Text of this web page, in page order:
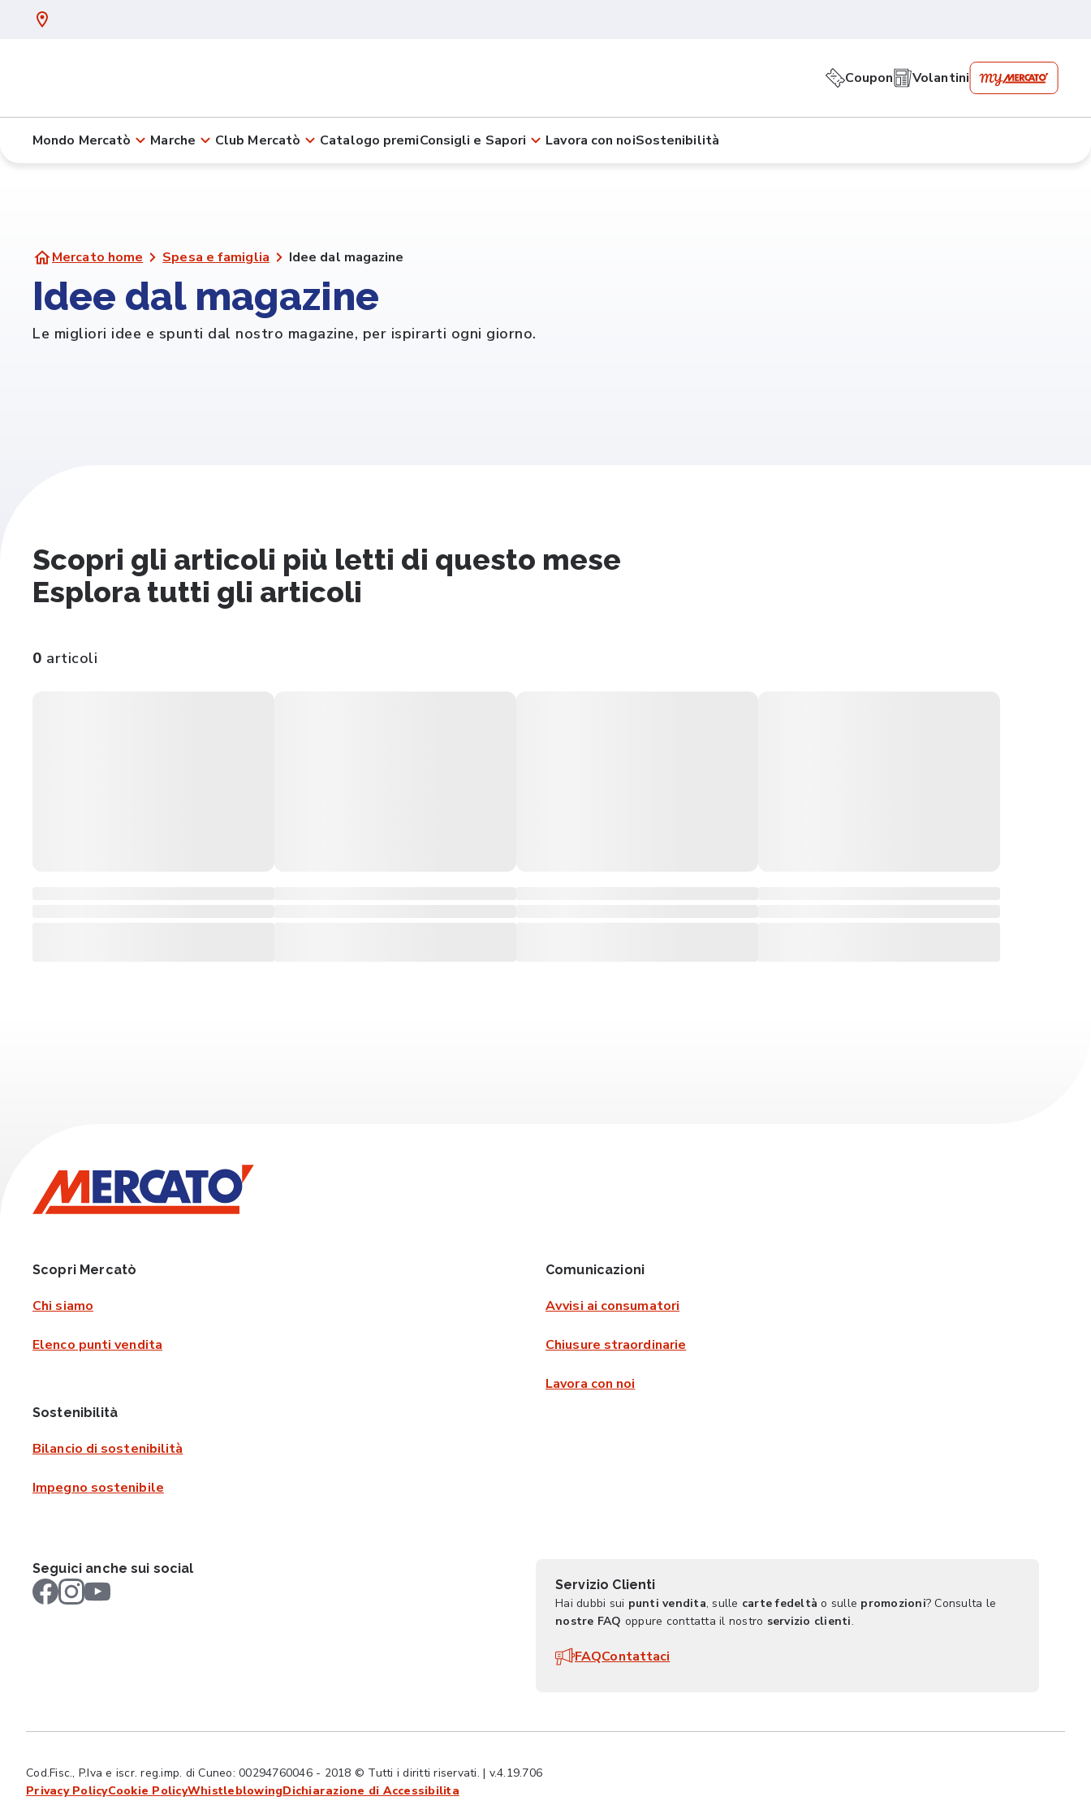
Coupon Volantini
Mondo Mercatò Marche Club Mercatò Catalogo premiConsigli e Sapori Lavora con noiSostenibilità
Mercato home Spesa e famiglia Idee dal magazine
Idee dal magazine
Le migliori idee e spunti dal nostro magazine, per ispirarti ogni giorno.
Scopri gli articoli più letti di questo mese
Esplora tutti gli articoli
0 articoli
Scopri Mercatò
Chi siamo
Elenco punti vendita
Comunicazioni
Avvisi ai consumatori
Chiusure straordinarie
Lavora con noi
Sostenibilità
Bilancio di sostenibilità
Impegno sostenibile
Seguici anche sui social
Servizio Clienti
Hai dubbi sui punti vendita, sulle carte fedeltà o sulle promozioni? Consulta le
nostre FAQ oppure conttatta il nostro servizio clienti.
FAQContattaci
Cod.Fisc., P.Iva e iscr. reg.imp. di Cuneo: 00294760046 - 2018 © Tutti i diritti riservati. | v.4.19.706
Privacy PolicyCookie PolicyWhistleblowingDichiarazione di Accessibilita